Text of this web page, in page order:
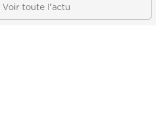
Voir toute l'actu